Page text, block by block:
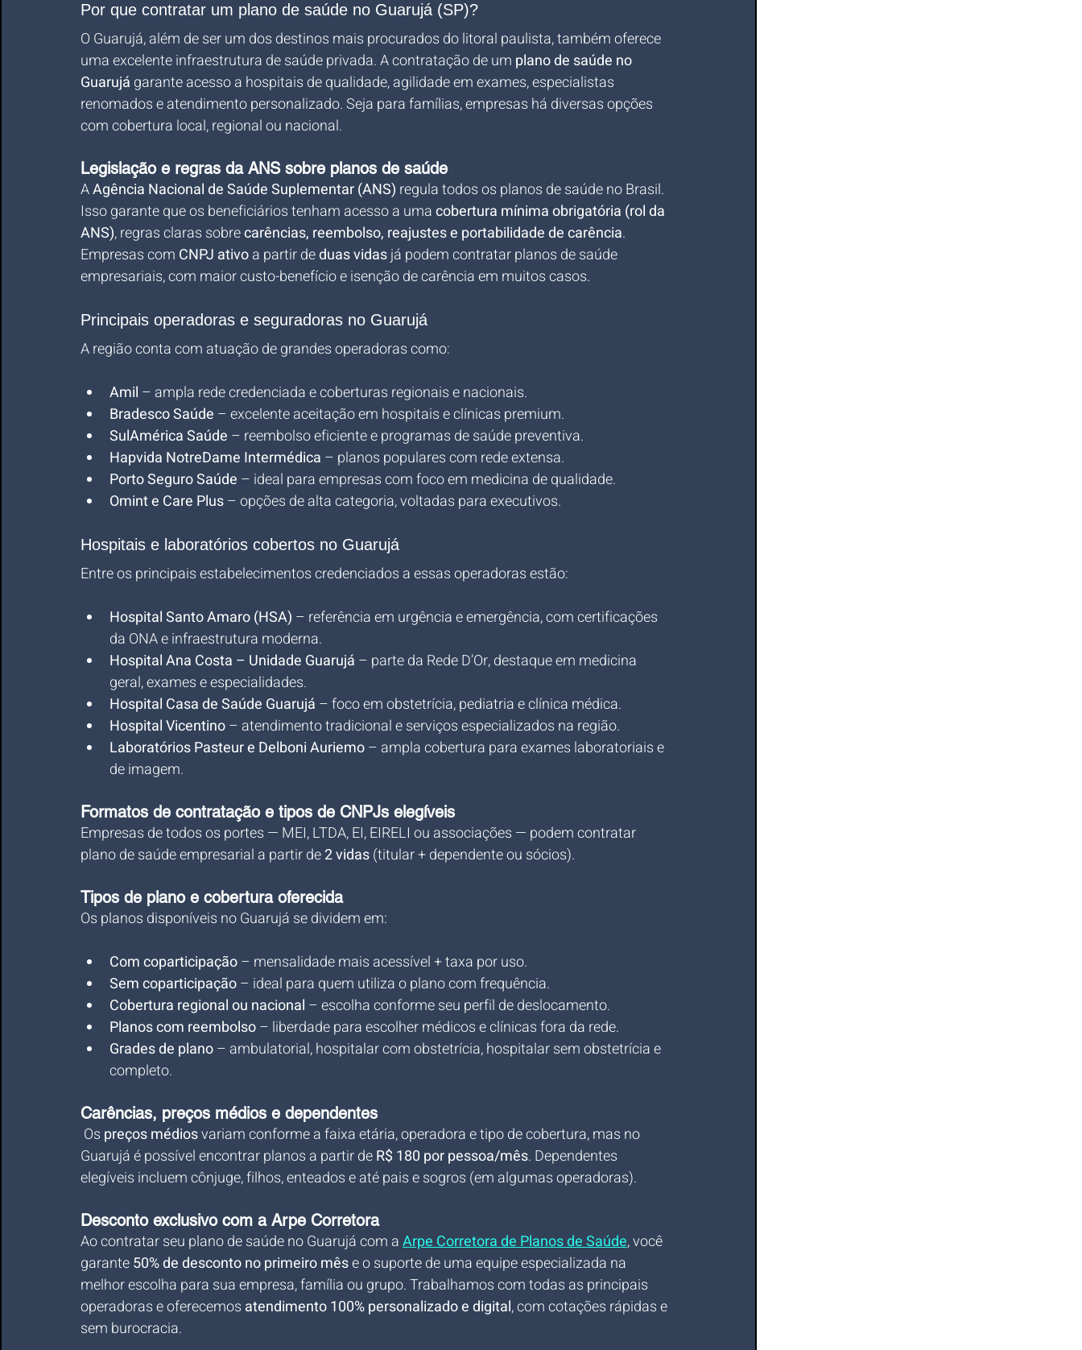
Por que contratar um plano de saúde no Guarujá (SP)?
O Guarujá, além de ser um dos destinos mais procurados do litoral paulista, também oferece
uma excelente infraestrutura de saúde privada. A contratação de um plano de saúde no
Guarujá garante acesso a hospitais de qualidade, agilidade em exames, especialistas
renomados e atendimento personalizado. Seja para famílias, empresas há diversas opções
com cobertura local, regional ou nacional.
Legislação e regras da ANS sobre planos de saúde
A Agência Nacional de Saúde Suplementar (ANS) regula todos os planos de saúde no Brasil.
Isso garante que os beneficiários tenham acesso a uma cobertura mínima obrigatória (rol da
ANS), regras claras sobre carências, reembolso, reajustes e portabilidade de carência.
Empresas com CNPJ ativo a partir de duas vidas já podem contratar planos de saúde
empresariais, com maior custo-benefício e isenção de carência em muitos casos.
Principais operadoras e seguradoras no Guarujá
A região conta com atuação de grandes operadoras como:
Amil – ampla rede credenciada e coberturas regionais e nacionais.
Bradesco Saúde – excelente aceitação em hospitais e clínicas premium.
SulAmérica Saúde – reembolso eficiente e programas de saúde preventiva.
Hapvida NotreDame Intermédica – planos populares com rede extensa.
Porto Seguro Saúde – ideal para empresas com foco em medicina de qualidade.
Omint e Care Plus – opções de alta categoria, voltadas para executivos.
Hospitais e laboratórios cobertos no Guarujá
Entre os principais estabelecimentos credenciados a essas operadoras estão:
Hospital Santo Amaro (HSA) – referência em urgência e emergência, com certificações
da ONA e infraestrutura moderna.
Hospital Ana Costa – Unidade Guarujá – parte da Rede D’Or, destaque em medicina
geral, exames e especialidades.
Hospital Casa de Saúde Guarujá – foco em obstetrícia, pediatria e clínica médica.
Hospital Vicentino – atendimento tradicional e serviços especializados na região.
Laboratórios Pasteur e Delboni Auriemo – ampla cobertura para exames laboratoriais e
de imagem.
Formatos de contratação e tipos de CNPJs elegíveis
Empresas de todos os portes — MEI, LTDA, EI, EIRELI ou associações — podem contratar
plano de saúde empresarial a partir de 2 vidas (titular + dependente ou sócios).
Tipos de plano e cobertura oferecida
Os planos disponíveis no Guarujá se dividem em:
Com coparticipação – mensalidade mais acessível + taxa por uso.
Sem coparticipação – ideal para quem utiliza o plano com frequência.
Cobertura regional ou nacional – escolha conforme seu perfil de deslocamento.
Planos com reembolso – liberdade para escolher médicos e clínicas fora da rede.
Grades de plano – ambulatorial, hospitalar com obstetrícia, hospitalar sem obstetrícia e
completo.
Carências, preços médios e dependentes
Os preços médios variam conforme a faixa etária, operadora e tipo de cobertura, mas no
Guarujá é possível encontrar planos a partir de R$ 180 por pessoa/mês. Dependentes
elegíveis incluem cônjuge, filhos, enteados e até pais e sogros (em algumas operadoras).
Desconto exclusivo com a Arpe Corretora
Ao contratar seu plano de saúde no Guarujá com a Arpe Corretora de Planos de Saúde, você
garante 50% de desconto no primeiro mês e o suporte de uma equipe especializada na
melhor escolha para sua empresa, família ou grupo. Trabalhamos com todas as principais
operadoras e oferecemos atendimento 100% personalizado e digital, com cotações rápidas e
sem burocracia.